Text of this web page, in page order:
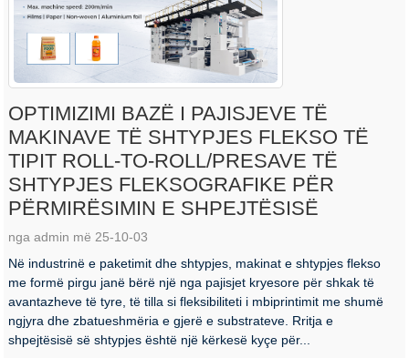
OPTIMIZIMI BAZË I PAJISJEVE TË
MAKINAVE TË SHTYPJES FLEKSO TË
TIPIT ROLL-TO-ROLL/PRESAVE TË
SHTYPJES FLEKSOGRAFIKE PËR
PËRMIRËSIMIN E SHPEJTËSISË
nga admin më 25-10-03
Në industrinë e paketimit dhe shtypjes, makinat e shtypjes flekso
me formë pirgu janë bërë një nga pajisjet kryesore për shkak të
avantazheve të tyre, të tilla si fleksibiliteti i mbiprintimit me shumë
ngjyra dhe zbatueshmëria e gjerë e substrateve. Rritja e
shpejtësisë së shtypjes është një kërkesë kyçe për...